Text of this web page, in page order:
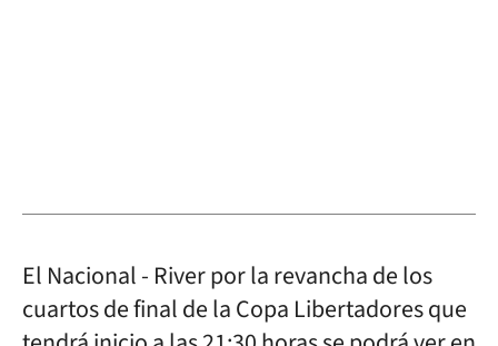
El Nacional - River por la revancha de los
cuartos de final de la Copa Libertadores que